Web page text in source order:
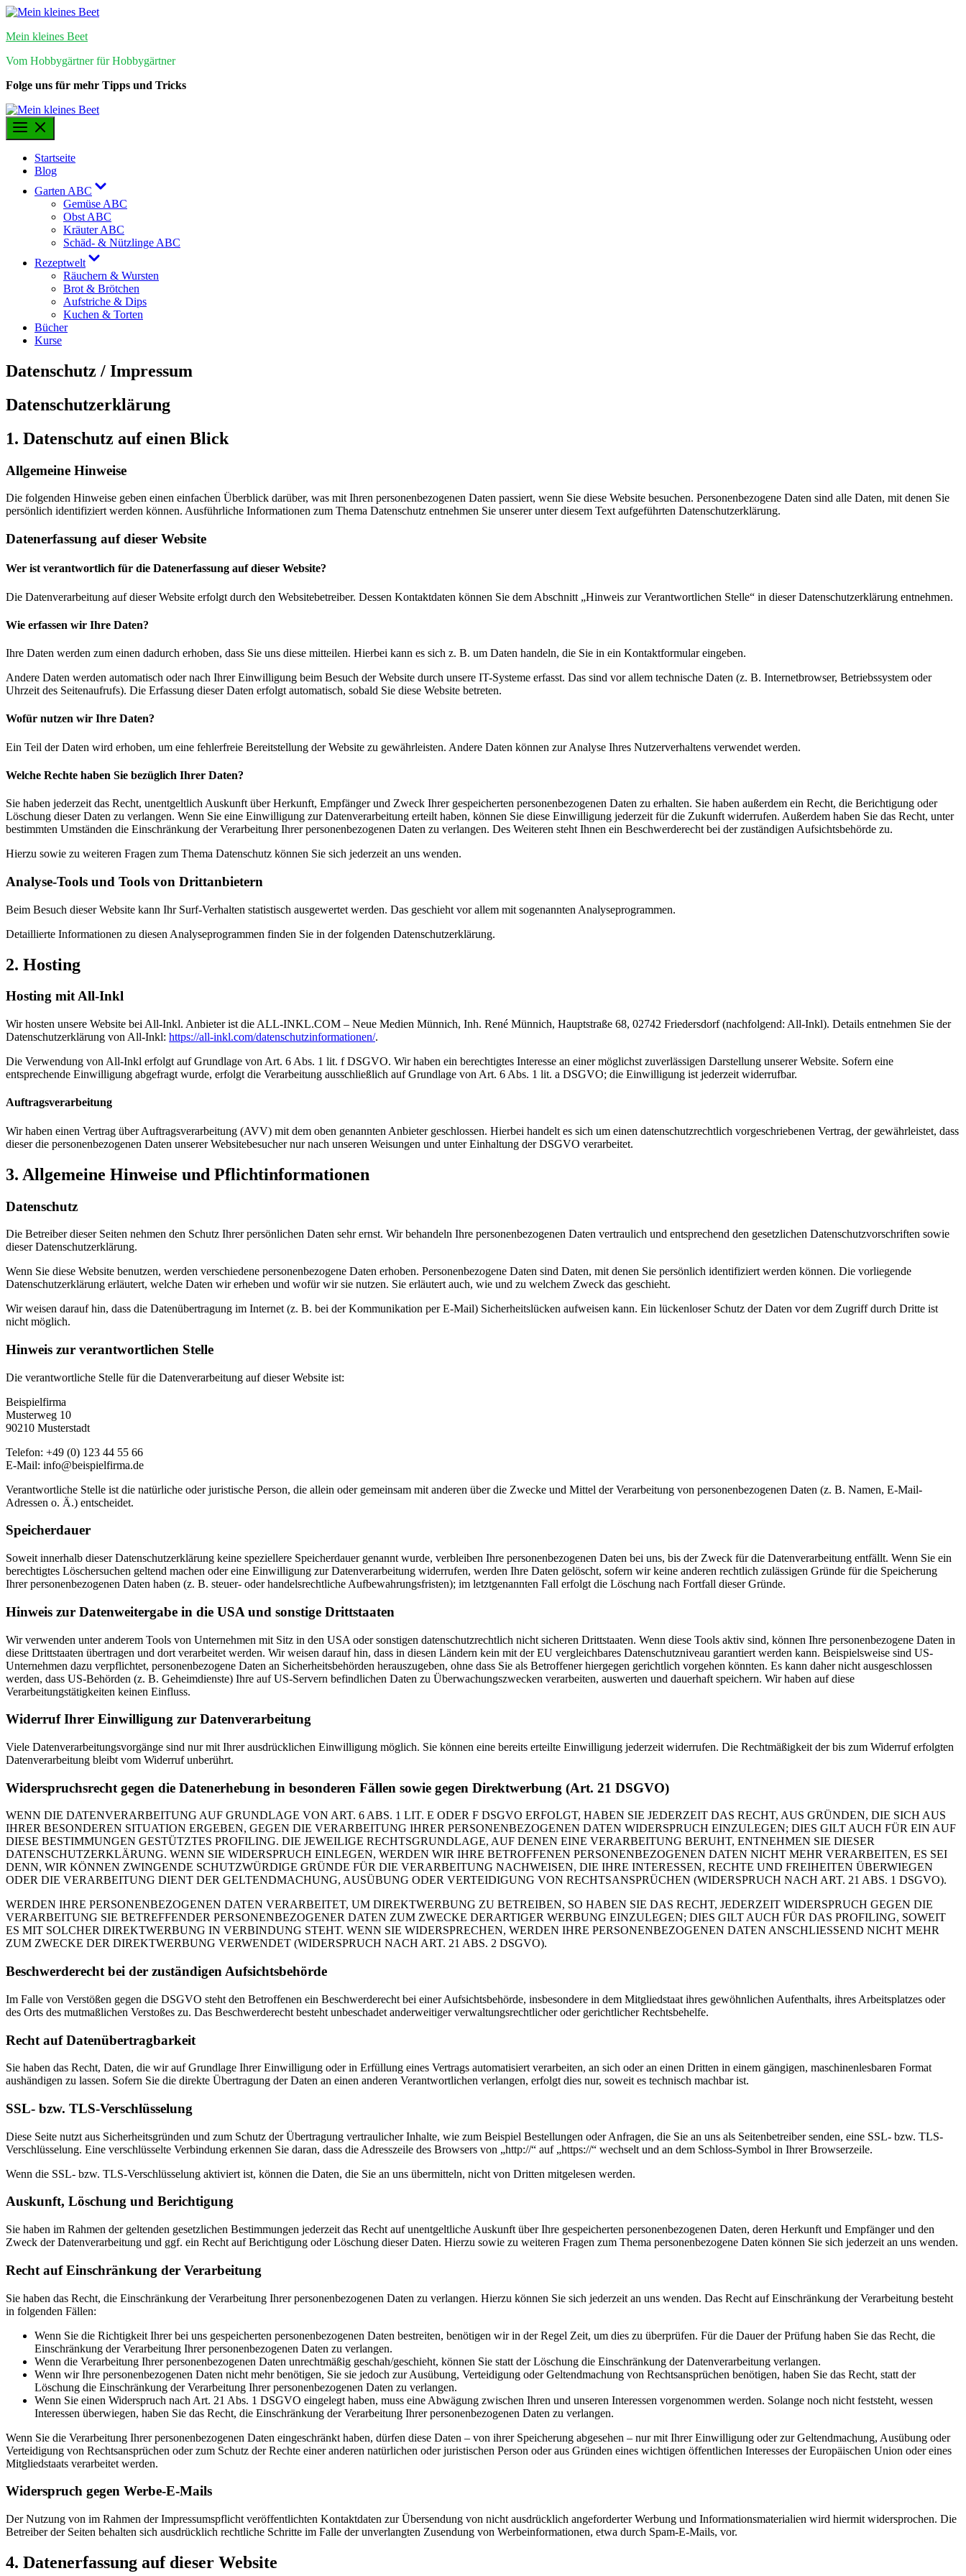
Skip
content
Mein kleines Beet
Vom Hobbygärtner für Hobbygärtner
Folge uns für mehr Tipps und Tricks
Startseite
Blog
Garten ABC
menu
Gemüse ABC
Obst ABC
Kräuter ABC
Schäd- & Nützlinge ABC
Rezeptwelt
menu
Räuchern & Wursten
Brot & Brötchen
Aufstriche & Dips
Kuchen & Torten
Bücher
Kurse
Datenschutz / Impressum
Datenschutz­erklärung
1. Datenschutz auf einen Blick
Allgemeine Hinweise
Die folgenden Hinweise geben einen einfachen Überblick darüber, was mit Ihren personenbezogenen Daten passiert, wenn Sie diese Website besuchen. Personenbezogene Daten sind alle Daten, mit denen Sie
persönlich identifiziert werden können. Ausführliche Informationen zum Thema Datenschutz entnehmen Sie unserer unter diesem Text aufgeführten Datenschutzerklärung.
Datenerfassung auf dieser Website
Wer ist verantwortlich für die Datenerfassung auf dieser Website?
Die Datenverarbeitung auf dieser Website erfolgt durch den Websitebetreiber. Dessen Kontaktdaten können Sie dem Abschnitt „Hinweis zur Verantwortlichen Stelle“ in dieser Datenschutzerklärung entnehmen.
Wie erfassen wir Ihre Daten?
Ihre Daten werden zum einen dadurch erhoben, dass Sie uns diese mitteilen. Hierbei kann es sich z. B. um Daten handeln, die Sie in ein Kontaktformular eingeben.
Andere Daten werden automatisch oder nach Ihrer Einwilligung beim Besuch der Website durch unsere IT-Systeme erfasst. Das sind vor allem technische Daten (z. B. Internetbrowser, Betriebssystem oder
Uhrzeit des Seitenaufrufs). Die Erfassung dieser Daten erfolgt automatisch, sobald Sie diese Website betreten.
Wofür nutzen wir Ihre Daten?
Ein Teil der Daten wird erhoben, um eine fehlerfreie Bereitstellung der Website zu gewährleisten. Andere Daten können zur Analyse Ihres Nutzerverhaltens verwendet werden.
Welche Rechte haben Sie bezüglich Ihrer Daten?
Sie haben jederzeit das Recht, unentgeltlich Auskunft über Herkunft, Empfänger und Zweck Ihrer gespeicherten personenbezogenen Daten zu erhalten. Sie haben außerdem ein Recht, die Berichtigung oder
Löschung dieser Daten zu verlangen. Wenn Sie eine Einwilligung zur Datenverarbeitung erteilt haben, können Sie diese Einwilligung jederzeit für die Zukunft widerrufen. Außerdem haben Sie das Recht, unter
bestimmten Umständen die Einschränkung der Verarbeitung Ihrer personenbezogenen Daten zu verlangen. Des Weiteren steht Ihnen ein Beschwerderecht bei der zuständigen Aufsichtsbehörde zu.
Hierzu sowie zu weiteren Fragen zum Thema Datenschutz können Sie sich jederzeit an uns wenden.
Analyse-Tools und Tools von Dritt­anbietern
Beim Besuch dieser Website kann Ihr Surf-Verhalten statistisch ausgewertet werden. Das geschieht vor allem mit sogenannten Analyseprogrammen.
Detaillierte Informationen zu diesen Analyseprogrammen finden Sie in der folgenden Datenschutzerklärung.
2. Hosting
Hosting mit All-Inkl
Wir hosten unsere Website bei All-Inkl. Anbieter ist die ALL-INKL.COM – Neue Medien Münnich, Inh. René Münnich, Hauptstraße 68, 02742 Friedersdorf (nachfolgend: All-Inkl). Details entnehmen Sie der
Datenschutzerklärung von All-Inkl: https://all-inkl.com/datenschutzinformationen/.
Die Verwendung von All-Inkl erfolgt auf Grundlage von Art. 6 Abs. 1 lit. f DSGVO. Wir haben ein berechtigtes Interesse an einer möglichst zuverlässigen Darstellung unserer Website. Sofern eine
entsprechende Einwilligung abgefragt wurde, erfolgt die Verarbeitung ausschließlich auf Grundlage von Art. 6 Abs. 1 lit. a DSGVO; die Einwilligung ist jederzeit widerrufbar.
Auftragsverarbeitung
Wir haben einen Vertrag über Auftragsverarbeitung (AVV) mit dem oben genannten Anbieter geschlossen. Hierbei handelt es sich um einen datenschutzrechtlich vorgeschriebenen Vertrag, der gewährleistet, dass
dieser die personenbezogenen Daten unserer Websitebesucher nur nach unseren Weisungen und unter Einhaltung der DSGVO verarbeitet.
3. Allgemeine Hinweise und Pflicht­informationen
Datenschutz
Die Betreiber dieser Seiten nehmen den Schutz Ihrer persönlichen Daten sehr ernst. Wir behandeln Ihre personenbezogenen Daten vertraulich und entsprechend den gesetzlichen Datenschutzvorschriften sowie
dieser Datenschutzerklärung.
Wenn Sie diese Website benutzen, werden verschiedene personenbezogene Daten erhoben. Personenbezogene Daten sind Daten, mit denen Sie persönlich identifiziert werden können. Die vorliegende
Datenschutzerklärung erläutert, welche Daten wir erheben und wofür wir sie nutzen. Sie erläutert auch, wie und zu welchem Zweck das geschieht.
Wir weisen darauf hin, dass die Datenübertragung im Internet (z. B. bei der Kommunikation per E-Mail) Sicherheitslücken aufweisen kann. Ein lückenloser Schutz der Daten vor dem Zugriff durch Dritte ist
nicht möglich.
Hinweis zur verantwortlichen Stelle
Die verantwortliche Stelle für die Datenverarbeitung auf dieser Website ist:
Beispielfirma
Musterweg 10
90210 Musterstadt
Telefon: +49 (0) 123 44 55 66
E-Mail: info@beispielfirma.de
Verantwortliche Stelle ist die natürliche oder juristische Person, die allein oder gemeinsam mit anderen über die Zwecke und Mittel der Verarbeitung von personenbezogenen Daten (z. B. Namen, E-Mail-
Adressen o. Ä.) entscheidet.
Speicherdauer
Soweit innerhalb dieser Datenschutzerklärung keine speziellere Speicherdauer genannt wurde, verbleiben Ihre personenbezogenen Daten bei uns, bis der Zweck für die Datenverarbeitung entfällt. Wenn Sie ein
berechtigtes Löschersuchen geltend machen oder eine Einwilligung zur Datenverarbeitung widerrufen, werden Ihre Daten gelöscht, sofern wir keine anderen rechtlich zulässigen Gründe für die Speicherung
Ihrer personenbezogenen Daten haben (z. B. steuer- oder handelsrechtliche Aufbewahrungsfristen); im letztgenannten Fall erfolgt die Löschung nach Fortfall dieser Gründe.
Hinweis zur Datenweitergabe in die USA und sonstige Drittstaaten
Wir verwenden unter anderem Tools von Unternehmen mit Sitz in den USA oder sonstigen datenschutzrechtlich nicht sicheren Drittstaaten. Wenn diese Tools aktiv sind, können Ihre personenbezogene Daten in
diese Drittstaaten übertragen und dort verarbeitet werden. Wir weisen darauf hin, dass in diesen Ländern kein mit der EU vergleichbares Datenschutzniveau garantiert werden kann. Beispielsweise sind US-
Unternehmen dazu verpflichtet, personenbezogene Daten an Sicherheitsbehörden herauszugeben, ohne dass Sie als Betroffener hiergegen gerichtlich vorgehen könnten. Es kann daher nicht ausgeschlossen
werden, dass US-Behörden (z. B. Geheimdienste) Ihre auf US-Servern befindlichen Daten zu Überwachungszwecken verarbeiten, auswerten und dauerhaft speichern. Wir haben auf diese
Verarbeitungstätigkeiten keinen Einfluss.
Widerruf Ihrer Einwilligung zur Datenverarbeitung
Viele Datenverarbeitungsvorgänge sind nur mit Ihrer ausdrücklichen Einwilligung möglich. Sie können eine bereits erteilte Einwilligung jederzeit widerrufen. Die Rechtmäßigkeit der bis zum Widerruf erfolgten
Datenverarbeitung bleibt vom Widerruf unberührt.
Widerspruchsrecht gegen die Datenerhebung in besonderen Fällen sowie gegen Direktwerbung (Art. 21 DSGVO)
WENN DIE DATENVERARBEITUNG AUF GRUNDLAGE VON ART. 6 ABS. 1 LIT. E ODER F DSGVO ERFOLGT, HABEN SIE JEDERZEIT DAS RECHT, AUS GRÜNDEN, DIE SICH AUS
IHRER BESONDEREN SITUATION ERGEBEN, GEGEN DIE VERARBEITUNG IHRER PERSONENBEZOGENEN DATEN WIDERSPRUCH EINZULEGEN; DIES GILT AUCH FÜR EIN AUF
DIESE BESTIMMUNGEN GESTÜTZTES PROFILING. DIE JEWEILIGE RECHTSGRUNDLAGE, AUF DENEN EINE VERARBEITUNG BERUHT, ENTNEHMEN SIE DIESER
DATENSCHUTZERKLÄRUNG. WENN SIE WIDERSPRUCH EINLEGEN, WERDEN WIR IHRE BETROFFENEN PERSONENBEZOGENEN DATEN NICHT MEHR VERARBEITEN, ES SEI
DENN, WIR KÖNNEN ZWINGENDE SCHUTZWÜRDIGE GRÜNDE FÜR DIE VERARBEITUNG NACHWEISEN, DIE IHRE INTERESSEN, RECHTE UND FREIHEITEN ÜBERWIEGEN
ODER DIE VERARBEITUNG DIENT DER GELTENDMACHUNG, AUSÜBUNG ODER VERTEIDIGUNG VON RECHTSANSPRÜCHEN (WIDERSPRUCH NACH ART. 21 ABS. 1 DSGVO).
WERDEN IHRE PERSONENBEZOGENEN DATEN VERARBEITET, UM DIREKTWERBUNG ZU BETREIBEN, SO HABEN SIE DAS RECHT, JEDERZEIT WIDERSPRUCH GEGEN DIE
VERARBEITUNG SIE BETREFFENDER PERSONENBEZOGENER DATEN ZUM ZWECKE DERARTIGER WERBUNG EINZULEGEN; DIES GILT AUCH FÜR DAS PROFILING, SOWEIT
ES MIT SOLCHER DIREKTWERBUNG IN VERBINDUNG STEHT. WENN SIE WIDERSPRECHEN, WERDEN IHRE PERSONENBEZOGENEN DATEN ANSCHLIESSEND NICHT MEHR
ZUM ZWECKE DER DIREKTWERBUNG VERWENDET (WIDERSPRUCH NACH ART. 21 ABS. 2 DSGVO).
Beschwerde­recht bei der zuständigen Aufsichts­behörde
Im Falle von Verstößen gegen die DSGVO steht den Betroffenen ein Beschwerderecht bei einer Aufsichtsbehörde, insbesondere in dem Mitgliedstaat ihres gewöhnlichen Aufenthalts, ihres Arbeitsplatzes oder
des Orts des mutmaßlichen Verstoßes zu. Das Beschwerderecht besteht unbeschadet anderweitiger verwaltungsrechtlicher oder gerichtlicher Rechtsbehelfe.
Recht auf Daten­übertrag­barkeit
Sie haben das Recht, Daten, die wir auf Grundlage Ihrer Einwilligung oder in Erfüllung eines Vertrags automatisiert verarbeiten, an sich oder an einen Dritten in einem gängigen, maschinenlesbaren Format
aushändigen zu lassen. Sofern Sie die direkte Übertragung der Daten an einen anderen Verantwortlichen verlangen, erfolgt dies nur, soweit es technisch machbar ist.
SSL- bzw. TLS-Verschlüsselung
Diese Seite nutzt aus Sicherheitsgründen und zum Schutz der Übertragung vertraulicher Inhalte, wie zum Beispiel Bestellungen oder Anfragen, die Sie an uns als Seitenbetreiber senden, eine SSL- bzw. TLS-
Verschlüsselung. Eine verschlüsselte Verbindung erkennen Sie daran, dass die Adresszeile des Browsers von „http://“ auf „https://“ wechselt und an dem Schloss-Symbol in Ihrer Browserzeile.
Wenn die SSL- bzw. TLS-Verschlüsselung aktiviert ist, können die Daten, die Sie an uns übermitteln, nicht von Dritten mitgelesen werden.
Auskunft, Löschung und Berichtigung
Sie haben im Rahmen der geltenden gesetzlichen Bestimmungen jederzeit das Recht auf unentgeltliche Auskunft über Ihre gespeicherten personenbezogenen Daten, deren Herkunft und Empfänger und den
Zweck der Datenverarbeitung und ggf. ein Recht auf Berichtigung oder Löschung dieser Daten. Hierzu sowie zu weiteren Fragen zum Thema personenbezogene Daten können Sie sich jederzeit an uns wenden.
Recht auf Einschränkung der Verarbeitung
Sie haben das Recht, die Einschränkung der Verarbeitung Ihrer personenbezogenen Daten zu verlangen. Hierzu können Sie sich jederzeit an uns wenden. Das Recht auf Einschränkung der Verarbeitung besteht
in folgenden Fällen:
Wenn Sie die Richtigkeit Ihrer bei uns gespeicherten personenbezogenen Daten bestreiten, benötigen wir in der Regel Zeit, um dies zu überprüfen. Für die Dauer der Prüfung haben Sie das Recht, die
Einschränkung der Verarbeitung Ihrer personenbezogenen Daten zu verlangen.
Wenn die Verarbeitung Ihrer personenbezogenen Daten unrechtmäßig geschah/geschieht, können Sie statt der Löschung die Einschränkung der Datenverarbeitung verlangen.
Wenn wir Ihre personenbezogenen Daten nicht mehr benötigen, Sie sie jedoch zur Ausübung, Verteidigung oder Geltendmachung von Rechtsansprüchen benötigen, haben Sie das Recht, statt der
Löschung die Einschränkung der Verarbeitung Ihrer personenbezogenen Daten zu verlangen.
Wenn Sie einen Widerspruch nach Art. 21 Abs. 1 DSGVO eingelegt haben, muss eine Abwägung zwischen Ihren und unseren Interessen vorgenommen werden. Solange noch nicht feststeht, wessen
Interessen überwiegen, haben Sie das Recht, die Einschränkung der Verarbeitung Ihrer personenbezogenen Daten zu verlangen.
Wenn Sie die Verarbeitung Ihrer personenbezogenen Daten eingeschränkt haben, dürfen diese Daten – von ihrer Speicherung abgesehen – nur mit Ihrer Einwilligung oder zur Geltendmachung, Ausübung oder
Verteidigung von Rechtsansprüchen oder zum Schutz der Rechte einer anderen natürlichen oder juristischen Person oder aus Gründen eines wichtigen öffentlichen Interesses der Europäischen Union oder eines
Mitgliedstaats verarbeitet werden.
Widerspruch gegen Werbe-E-Mails
Der Nutzung von im Rahmen der Impressumspflicht veröffentlichten Kontaktdaten zur Übersendung von nicht ausdrücklich angeforderter Werbung und Informationsmaterialien wird hiermit widersprochen. Die
Betreiber der Seiten behalten sich ausdrücklich rechtliche Schritte im Falle der unverlangten Zusendung von Werbeinformationen, etwa durch Spam-E-Mails, vor.
4. Datenerfassung auf dieser Website